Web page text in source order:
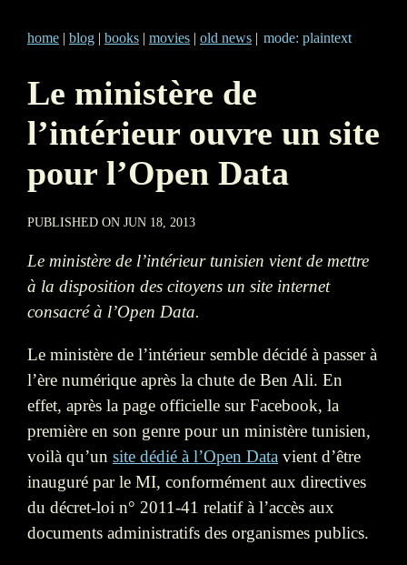
home | blog | books | movies | old news | mode: plaintext
Le ministère de
l’intérieur ouvre un site
pour l’Open Data
PUBLISHED ON JUN 18, 2013
Le ministère de l’intérieur tunisien vient de mettre
à la disposition des citoyens un site internet
consacré à l’Open Data.
Le ministère de l’intérieur semble décidé à passer à
l’ère numérique après la chute de Ben Ali. En
effet, après la page officielle sur Facebook, la
première en son genre pour un ministère tunisien,
voilà qu’un site dédié à l’Open Data vient d’être
inauguré par le MI, conformément aux directives
du décret-loi n° 2011-41 relatif à l’accès aux
documents administratifs des organismes publics.